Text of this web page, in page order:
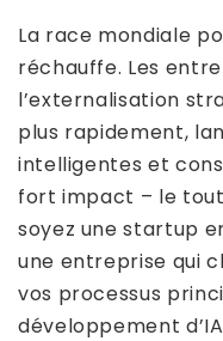
La race mondiale
réchauffe. Les
l’externalisation
plus rapidement,
intelligentes et
fort impact – le tout
soyez une startup
une entreprise qui
vos processus
développement